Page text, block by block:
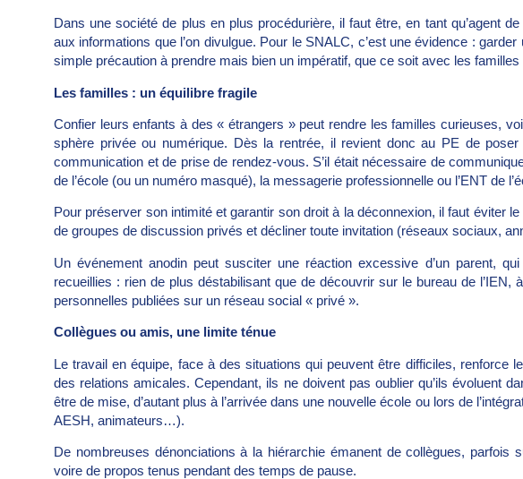
Dans une société de plus en plus procédurière, il faut être, en tant qu’agent de
aux informations que l’on divulgue. Pour le SNALC, c’est une évidence :
simple précaution à prendre mais bien un impératif, que ce soit avec les
Les familles : un équilibre fragile
Confier leurs enfants à des « étrangers » peut rendre les familles curieuses,
sphère privée ou numérique. Dès la rentrée, il revient donc au PE de
communication et de prise de rendez-vous. S’il était nécessaire de
de l’école (ou un numéro masqué), la messagerie professionnelle ou l’ENT de
Pour préserver son intimité et garantir son droit à la déconnexion, il faut éviter
de groupes de discussion privés et décliner toute invitation (réseaux sociaux,
Un événement anodin peut susciter une réaction excessive d’un parent,
recueillies : rien de plus déstabilisant que de découvrir sur le bureau de l’IEN,
personnelles publiées sur un réseau social « privé ».
Collègues ou amis, une limite ténue
Le travail en équipe, face à des situations qui peuvent être difficiles, renforce
des relations amicales. Cependant, ils ne doivent pas oublier qu’ils évoluent
être de mise, d’autant plus à l’arrivée dans une nouvelle école ou lors de
AESH, animateurs…).
De nombreuses dénonciations à la hiérarchie émanent de collègues, parfois
voire de propos tenus pendant des temps de pause.